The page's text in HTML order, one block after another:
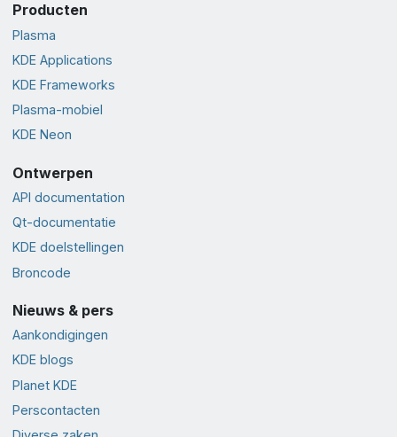
Producten
Plasma
KDE Applications
KDE Frameworks
Plasma-mobiel
KDE Neon
Ontwerpen
API documentation
Qt-documentatie
KDE doelstellingen
Broncode
Nieuws & pers
Aankondigingen
KDE blogs
Planet KDE
Perscontacten